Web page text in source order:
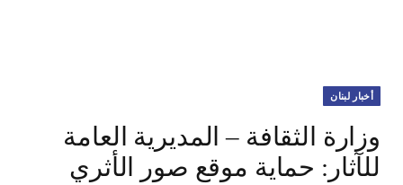
أخبار لبنان
وزارة الثقافة – المديرية العامة
للآثار: حماية موقع صور الأثري